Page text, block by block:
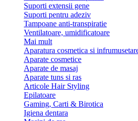
Suporti extensii gene
Suporti pentru adeziv
Tampoane anti-transpiratie
Ventilatoare, umidificatoare
Mai mult
Aparatura cosmetica si
Aparate cosmetice
Aparate de masaj
Aparate tuns si ras
Articole Hair Styling
Epilatoare
Gaming, Carti & Birotica
Igiena dentara